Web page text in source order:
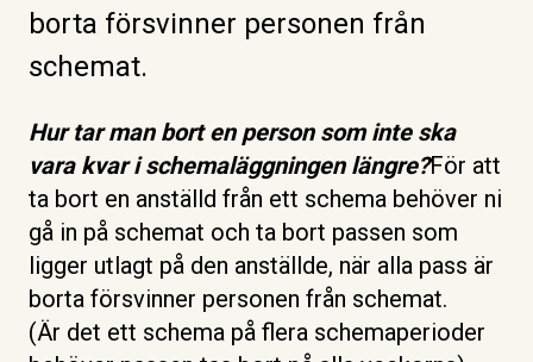
borta försvinner personen från
schemat.
Hur tar man bort en person som inte ska
vara kvar i schemaläggningen längre?För att
ta bort en anställd från ett schema behöver ni
gå in på schemat och ta bort passen som
ligger utlagt på den anställde, när alla pass är
borta försvinner personen från schemat.
(Är det ett schema på flera schemaperioder